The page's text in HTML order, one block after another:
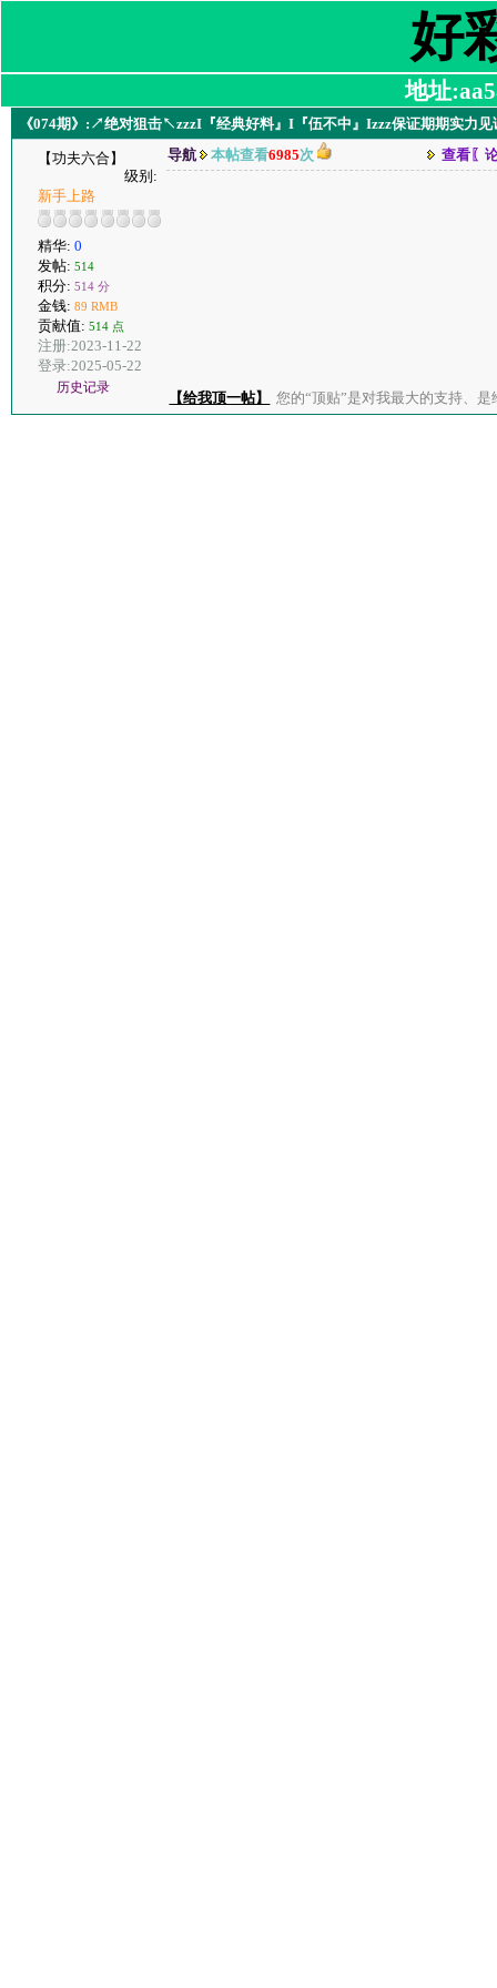
好
地址
《074期》:↗绝对狙击↖zzzI『经典好料』I『伍不中』Izzz保证期期实力
【功夫六合】
级别:
新手上路
精华: 0
发帖: 514
积分: 514 分
金钱: 89 RMB
贡献值: 514 点
注册:2023-11-22
登录:2025-05-22
历史记录
导航 本帖查看6985次 查看〖
【给我顶一帖】 您的“顶贴”是对我最大的支持、